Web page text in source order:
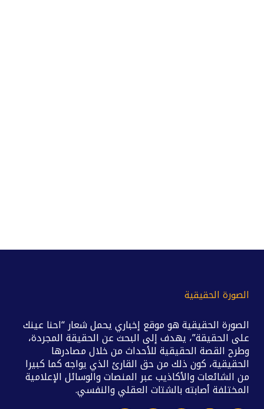
الصورة الحقيقية
الصورة الحقيقية هو موقع إخباري يحمل شعار “احنا عينك
على الحقيقة”، يهدف إلى البحث عن الحقيقة المجردة،
وطرح القصة الحقيقية للأحداث من خلال مصادرها
الحقيقية، كون ذلك من حق القارئ الذي يواجه كما كبيرا
من الشائعات والأكاذيب عبر المنصات والوسائل الإعلامية
المختلفة أصابته بالشتات العقلي والنفسي.